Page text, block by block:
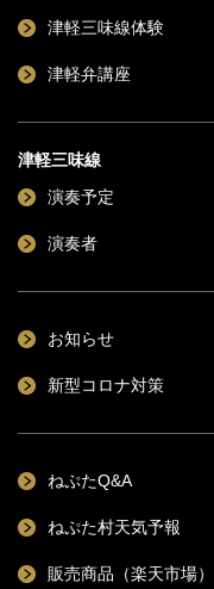
津軽三味線体験
津軽弁講座
津軽三味線
演奏予定
演奏者
お知らせ
新型コロナ対策
ねぷたQ&A
ねぷた村天気予報
販売商品（楽天市場）